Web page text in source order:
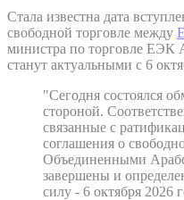
Стала известна дата
свободной торговле между
министра по торговле ЕЭК
станут актуальными с 6
"Сегодня состоялся
стороной.
связанные с
соглашения о
Объединенными
завершены и
силу - 6 октября 2026